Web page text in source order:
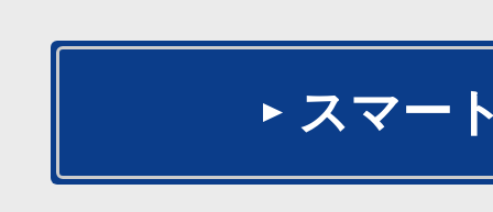
スマー